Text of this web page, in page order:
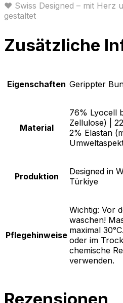
♥ Swiss Designed – mit Herz
gestaltet
Zusätzliche
Eigenschaften Gerippter
Material
76% Lyocell
Zellulose) |
2% Elastan
Produktion
Designed in
Türkiye
Pflegehinweise
Wichtig: Vor
waschen!
maximal
oder im
chemische
verwenden.